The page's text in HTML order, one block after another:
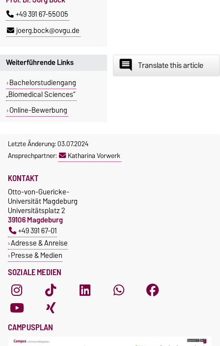
+49 391 67-55005
joerg.bock@ovgu.de
Weiterführende Links
Bachelorstudiengang
„Biomedical Sciences“
Online-Bewerbung
insert_comment Translate this article
Letzte Änderung: 03.07.2024
Ansprechpartner:
Katharina Vorwerk
SOZIALE MEDIEN
KONTAKT
Otto-von-Guericke-
Universität Magdeburg
Universitätsplatz 2
39106 Magdeburg
+49 391 67-01
Adresse & Anreise
Presse & Medien
CAMPUSPLAN